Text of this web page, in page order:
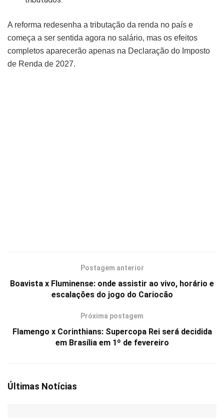
A reforma redesenha a tributação da renda no país e
começa a ser sentida agora no salário, mas os efeitos
completos aparecerão apenas na Declaração do Imposto
de Renda de 2027.
Postagem anterior
Boavista x Fluminense: onde assistir ao vivo, horário e
escalações do jogo do Cariocão
Próxima postagem
Flamengo x Corinthians: Supercopa Rei será decidida
em Brasília em 1º de fevereiro
Últimas Notícias